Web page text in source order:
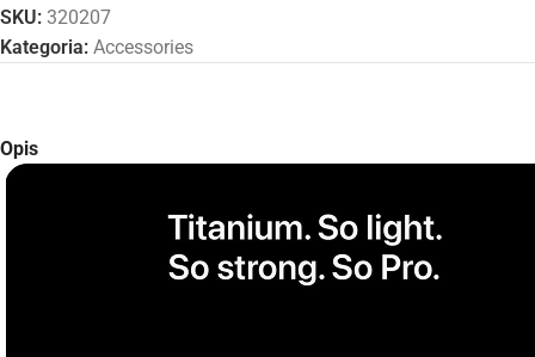
SKU: 320207
Kategoria: Accessories
Opis